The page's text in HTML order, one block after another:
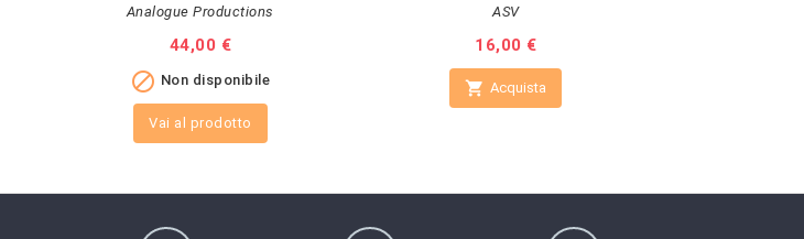
Analogue Productions
Prezzo
44,00 €
 Non disponibile
Vai al prodotto
ASV
Prezzo
16,00 €
 Acquista